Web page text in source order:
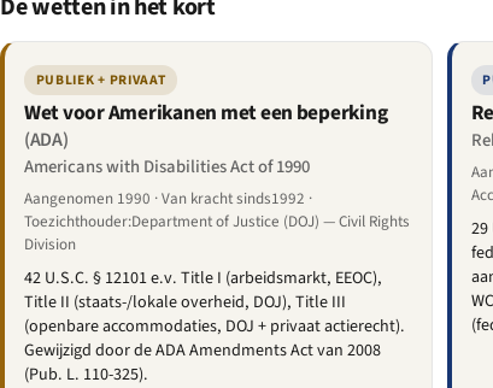
De wetten in het kort
PUBLIEK + PRIVAAT
Wet voor Amerikanen met een beperking
(ADA)
Americans with Disabilities Act of 1990
Aangenomen 1990 · Van kracht sinds1992 ·
Toezichthouder:Department of Justice (DOJ) — Civil Rights
Division
42 U.S.C. § 12101 e.v. Title I (arbeidsmarkt, EEOC),
Title II (staats-/lokale overheid, DOJ), Title III
(openbare accommodaties, DOJ + privaat actierecht).
Gewijzigd door de ADA Amendments Act van 2008
(Pub. L. 110-325).
29